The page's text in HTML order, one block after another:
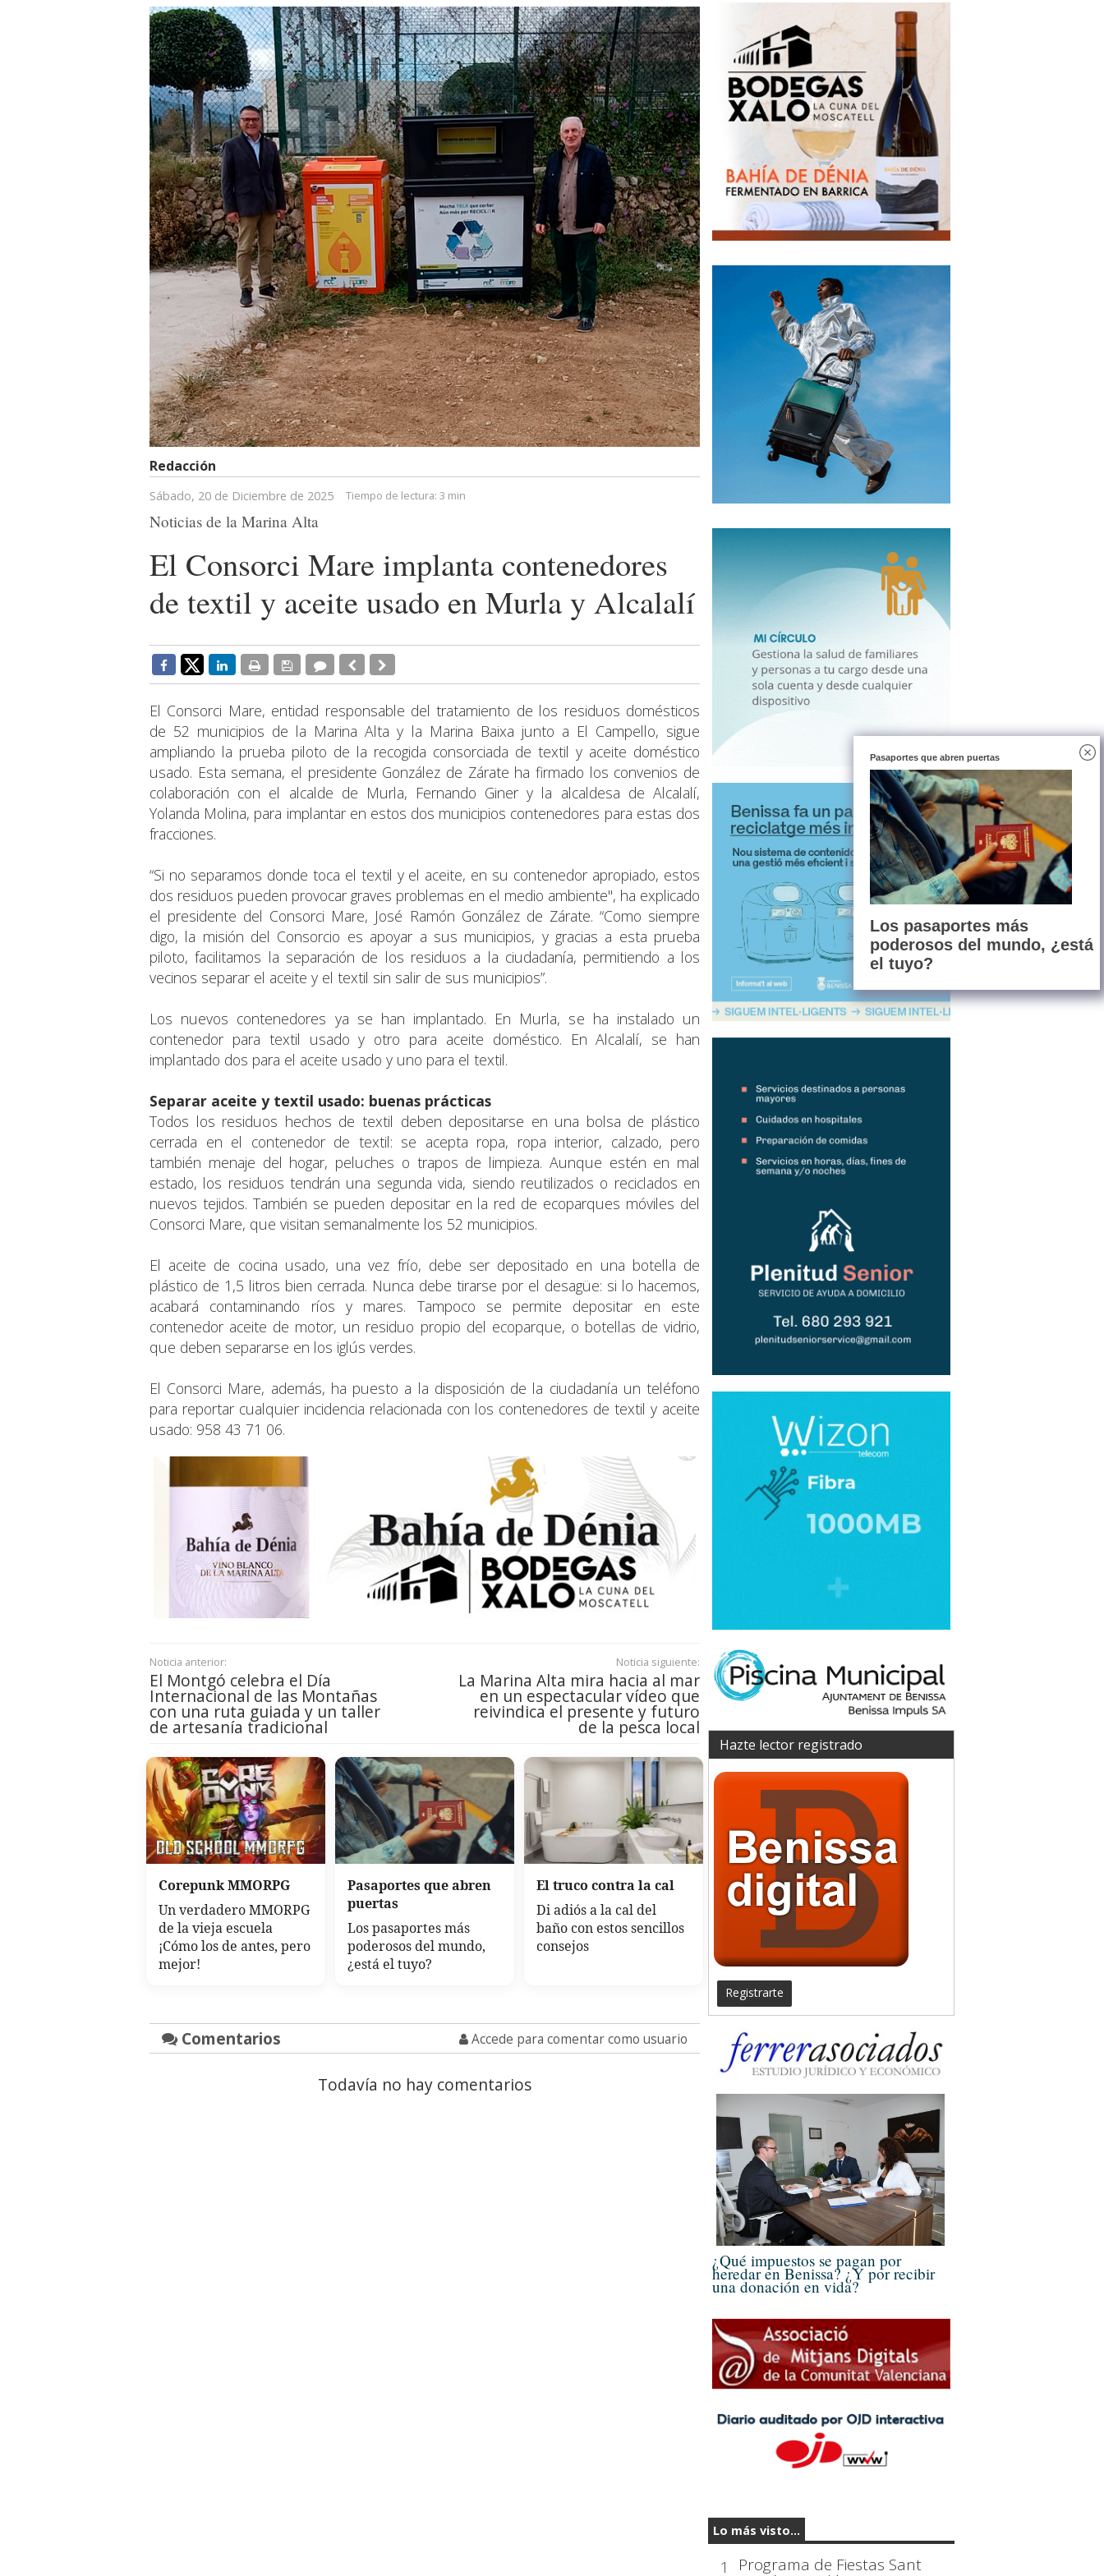
Redacción
Sábado, 20 de Diciembre de 2025 Tiempo de lectura: 3 min
Noticias de la Marina Alta
El Consorci Mare implanta contenedores
de textil y aceite usado en Murla y Alcalalí
El Consorci Mare, entidad responsable del tratamiento de los residuos domésticos
de 52 municipios de la Marina Alta y la Marina Baixa junto a El Campello, sigue
ampliando la prueba piloto de la recogida consorciada de textil y aceite doméstico
usado. Esta semana, el presidente González de Zárate ha firmado los convenios de
colaboración con el alcalde de Murla, Fernando Giner y la alcaldesa de Alcalalí,
Yolanda Molina, para implantar en estos dos municipios contenedores para estas dos
fracciones.
“Si no separamos donde toca el textil y el aceite, en su contenedor apropiado, estos
dos residuos pueden provocar graves problemas en el medio ambiente", ha explicado
el presidente del Consorci Mare, José Ramón González de Zárate. “Como siempre
digo, la misión del Consorcio es apoyar a sus municipios, y gracias a esta prueba
piloto, facilitamos la separación de los residuos a la ciudadanía, permitiendo a los
vecinos separar el aceite y el textil sin salir de sus municipios”.
Los nuevos contenedores ya se han implantado. En Murla, se ha instalado un
contenedor para textil usado y otro para aceite doméstico. En Alcalalí, se han
implantado dos para el aceite usado y uno para el textil.
Separar aceite y textil usado: buenas prácticas
Todos los residuos hechos de textil deben depositarse en una bolsa de plástico
cerrada en el contenedor de textil: se acepta ropa, ropa interior, calzado, pero
también menaje del hogar, peluches o trapos de limpieza. Aunque estén en mal
estado, los residuos tendrán una segunda vida, siendo reutilizados o reciclados en
nuevos tejidos. También se pueden depositar en la red de ecoparques móviles del
Consorci Mare, que visitan semanalmente los 52 municipios.
El aceite de cocina usado, una vez frío, debe ser depositado en una botella de
plástico de 1,5 litros bien cerrada. Nunca debe tirarse por el desagüe: si lo hacemos,
acabará contaminando ríos y mares. Tampoco se permite depositar en este
contenedor aceite de motor, un residuo propio del ecoparque, o botellas de vidrio,
que deben separarse en los iglús verdes.
El Consorci Mare, además, ha puesto a la disposición de la ciudadanía un teléfono
para reportar cualquier incidencia relacionada con los contenedores de textil y aceite
usado: 958 43 71 06.
Noticia anterior:
El Montgó celebra el Día
Internacional de las Montañas
con una ruta guiada y un taller
de artesanía tradicional
Noticia siguiente:
La Marina Alta mira hacia al mar
en un espectacular vídeo que
reivindica el presente y futuro
de la pesca local
Corepunk MMORPG
Un verdadero MMORPG
de la vieja escuela
¡Cómo los de antes, pero
mejor!
Pasaportes que abren
puertas
Los pasaportes más
poderosos del mundo,
¿está el tuyo?
El truco contra la cal
Di adiós a la cal del
baño con estos sencillos
consejos
Comentarios Accede para comentar como usuario
Todavía no hay comentarios
Hazte lector registrado
Registrarte
¿Qué impuestos se pagan por
heredar en Benissa? ¿Y por recibir
una donación en vida?
Lo más visto...
1 Programa de Fiestas Sant
Pasaportes que abren puertas
Los pasaportes más
poderosos del mundo, ¿está
el tuyo?